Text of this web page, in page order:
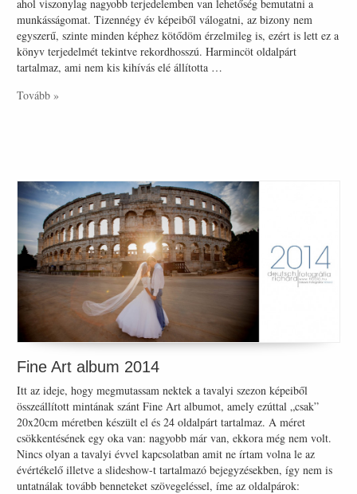
ahol viszonylag nagyobb terjedelemben van lehetőség bemutatni a
munkásságomat. Tizennégy év képeiből válogatni, az bizony nem
egyszerű, szinte minden képhez kötődöm érzelmileg is, ezért is lett ez a
könyv terjedelmét tekintve rekordhosszú. Harmincöt oldalpárt
tartalmaz, ami nem kis kihívás elé állította …
Tovább »
Fine Art album 2014
Itt az ideje, hogy megmutassam nektek a tavalyi szezon képeiből
összeállított mintának szánt Fine Art albumot, amely ezúttal „csak”
20x20cm méretben készült el és 24 oldalpárt tartalmaz. A méret
csökkentésének egy oka van: nagyobb már van, ekkora még nem volt.
Nincs olyan a tavalyi évvel kapcsolatban amit ne írtam volna le az
évértékelő illetve a slideshow-t tartalmazó bejegyzésekben, így nem is
untatnálak tovább benneteket szövegeléssel, íme az oldalpárok: